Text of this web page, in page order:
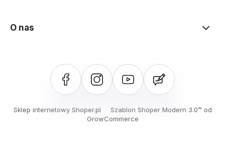
O nas
Sklep internetowy Shoper.pl Szablon Shoper Modern 3.0™ od
GrowCommerce